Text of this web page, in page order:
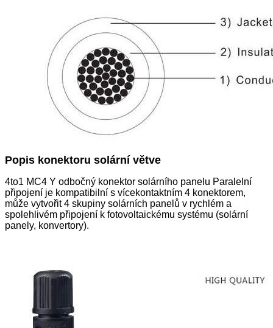
Popis konektoru solární větve
4to1 MC4 Y odbočný konektor solárního panelu Paralelní
připojení je kompatibilní s vícekontaktním 4 konektorem,
může vytvořit 4 skupiny solárních panelů v rychlém a
spolehlivém připojení k fotovoltaickému systému (solární
panely, konvertory).